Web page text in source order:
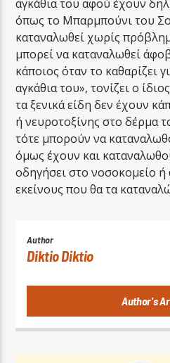
αγκάθια του αφού έχουν
όπως το Μπαρμπούνι του
καταναλωθεί χωρίς
μπορεί να καταναλωθεί
κάποιος όταν το καθαρίζει
αγκάθια του», τονίζει ο
τα ξενικά είδη δεν έχουν
ή νευροτοξίνης στο δέρμα
τότε μπορούν να
όμως έχουν και
οδηγήσει στο νοσοκομείο ή
εκείνους που θα τα
Author
Diktio Diktio
Author's